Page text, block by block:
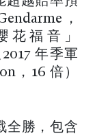
，
花福音」
年季軍
，16 倍）
全勝，包含